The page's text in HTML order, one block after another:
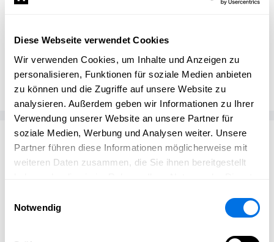
Diese Webseite verwendet Cookies
Wir verwenden Cookies, um Inhalte und Anzeigen zu
personalisieren, Funktionen für soziale Medien anbieten
zu können und die Zugriffe auf unsere Website zu
analysieren. Außerdem geben wir Informationen zu Ihrer
Verwendung unserer Website an unsere Partner für
soziale Medien, Werbung und Analysen weiter. Unsere
Partner führen diese Informationen möglicherweise mit
weiteren Daten zusammen, die Sie ihnen bereitgestellt
Notwendig
Familienzentrum Bammental
bammental.news
Passend zum Thema